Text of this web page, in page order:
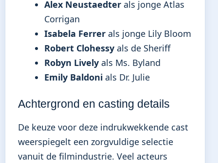
Alex Neustaedter als jonge Atlas
Corrigan
Isabela Ferrer als jonge Lily Bloom
Robert Clohessy als de Sheriff
Robyn Lively als Ms. Byland
Emily Baldoni als Dr. Julie
Achtergrond en casting details
De keuze voor deze indrukwekkende cast
weerspiegelt een zorgvuldige selectie
vanuit de filmindustrie. Veel acteurs